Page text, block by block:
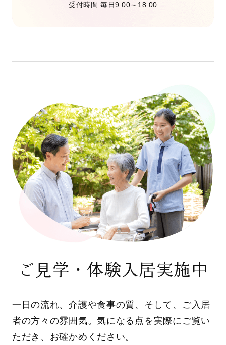
受付時間 毎日9:00～18:00
ご見学・体験入居実施中
一日の流れ、介護や食事の質、そして、ご入居
者の方々の雰囲気。気になる点を実際にご覧い
ただき、お確かめください。